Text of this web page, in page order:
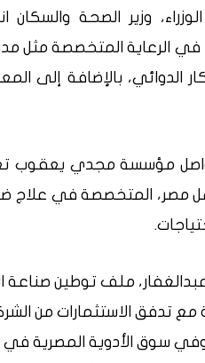
وزير الصحة
مؤسسة مجدي يعقوب
المتخصصة في علاج
ملف توطين
مع تدفق الاستثمارات من